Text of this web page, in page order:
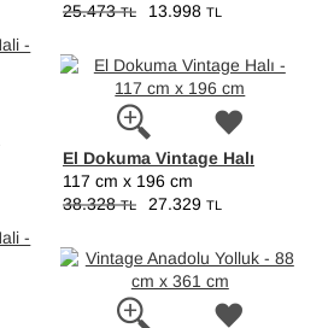
25.473TL 13.998 TL
El Dokuma Vintage Halı
117 cm x 196 cm
38.328TL 27.329 TL